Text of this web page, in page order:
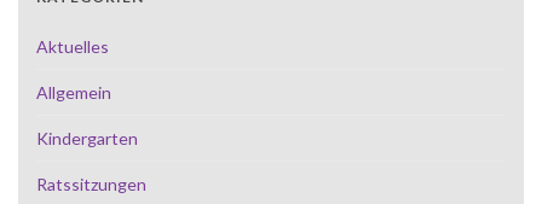
Aktuelles
Allgemein
Kindergarten
Ratssitzungen